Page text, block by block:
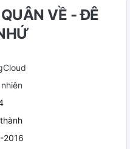
VỀ - ĐÊ
2016